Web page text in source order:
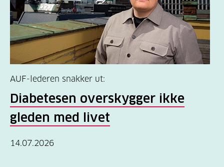
AUF-lederen snakker ut:
Diabetesen overskygger ikke
gleden med livet
14.07.2026